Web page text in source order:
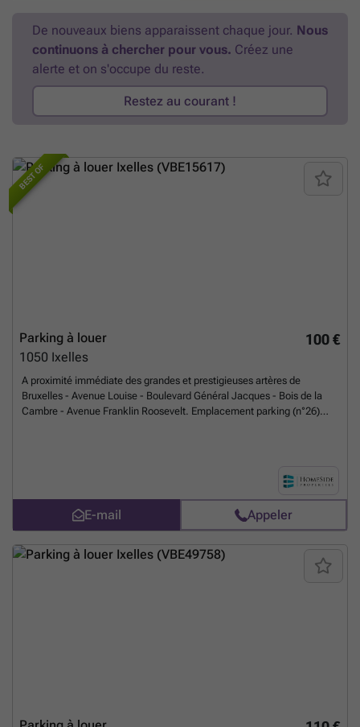
De nouveaux biens apparaissent chaque jour. Nous
continuons à chercher pour vous. Créez une
alerte et on s'occupe du reste.
Restez au courant !
BEST OF
100 €
Parking à louer
1050 Ixelles
A proximité immédiate des grandes et prestigieuses artères de
Bruxelles - Avenue Louise - Boulevard Général Jacques - Bois de la
Cambre - Avenue Franklin Roosevelt. Emplacement parking (n°26)
: 2 mois, Bail de minimum 1an. TOUS LES PRIX ANNONCES
S'ENTENDENT HTVA (TVA : 21%) - Loyer TVAC : 121€/mois. Infos et
visites au ### ou sur ###En savoir plus ?
E-mail Appeler